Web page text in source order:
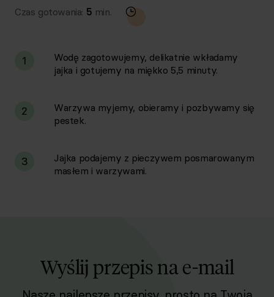
Czas gotowania: 5 min.
1
Wodę zagotowujemy, delikatnie wkładamy
jajka i gotujemy na miękko 5,5 minuty.
2
Warzywa myjemy, obieramy i pozbywamy się
pestek.
3
Jajka podajemy z pieczywem posmarowanym
masłem i warzywami.
Wyślij przepis na e-mail